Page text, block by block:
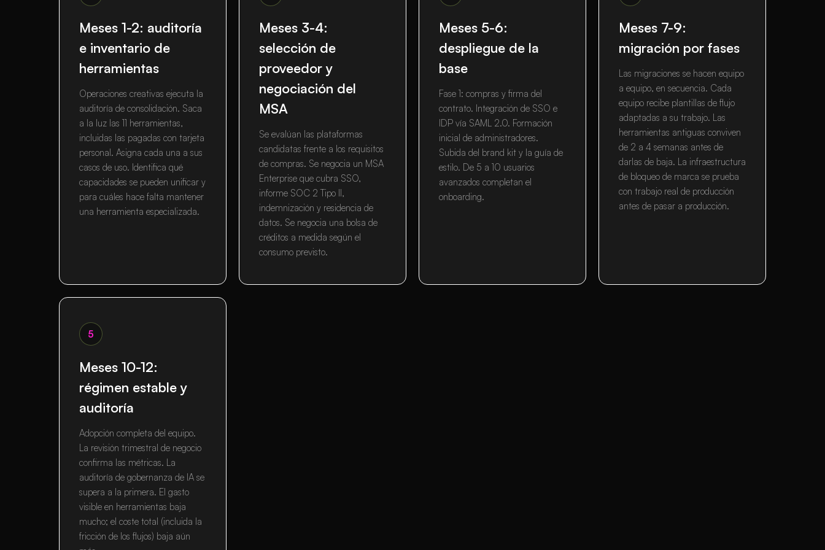
Meses 1-2: auditoría
e inventario de
herramientas
Operaciones creativas ejecuta la
auditoría de consolidación. Saca
a la luz las 11 herramientas,
incluidas las pagadas con tarjeta
personal. Asigna cada una a sus
casos de uso. Identifica qué
capacidades se pueden unificar y
para cuáles hace falta mantener
una herramienta especializada.
Meses 3-4:
selección de
proveedor y
negociación del
MSA
Se evalúan las plataformas
candidatas frente a los requisitos
de compras. Se negocia un MSA
Enterprise que cubra SSO,
informe SOC 2 Tipo II,
indemnización y residencia de
datos. Se negocia una bolsa de
créditos a medida según el
consumo previsto.
Meses 5-6:
despliegue de la
base
Fase 1: compras y firma del
contrato. Integración de SSO e
IDP vía SAML 2.0. Formación
inicial de administradores.
Subida del brand kit y la guía de
estilo. De 5 a 10 usuarios
avanzados completan el
onboarding.
Meses 7-9:
migración por fases
Las migraciones se hacen equipo
a equipo, en secuencia. Cada
equipo recibe plantillas de flujo
adaptadas a su trabajo. Las
herramientas antiguas conviven
de 2 a 4 semanas antes de
darlas de baja. La infraestructura
de bloqueo de marca se prueba
con trabajo real de producción
antes de pasar a producción.
5
Meses 10-12:
régimen estable y
auditoría
Adopción completa del equipo.
La revisión trimestral de negocio
confirma las métricas. La
auditoría de gobernanza de IA se
supera a la primera. El gasto
visible en herramientas baja
mucho; el coste total (incluida la
fricción de los flujos) baja aún